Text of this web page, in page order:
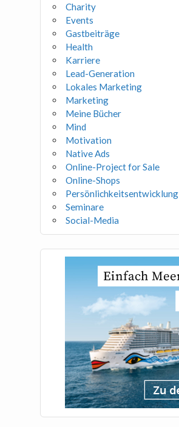
Charity
Events
Gastbeiträge
Health
Karriere
Lead-Generation
Lokales Marketing
Marketing
Meine Bücher
Mind
Motivation
Native Ads
Online-Project for Sale
Online-Shops
Persönlichkeitsentwicklung
Seminare
Social-Media